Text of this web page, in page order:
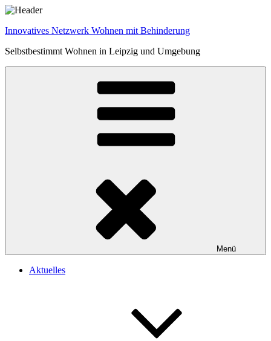
Zum
springen
Innovatives Netzwerk Wohnen mit Behinderung
Selbstbestimmt Wohnen in Leipzig und Umgebung
Menü
Aktuelles